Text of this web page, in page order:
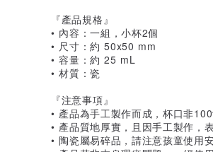
『產品規格』
• 內容：一組，小杯2個
• 尺寸：約 50x50 mm
• 容量：約 25 mL
• 材質：瓷
『注意事項』
• 產品為手工製作而成，杯口非
• 產品質地厚實，且因手工製作，
• 陶瓷屬易碎品，請注意孩童使用